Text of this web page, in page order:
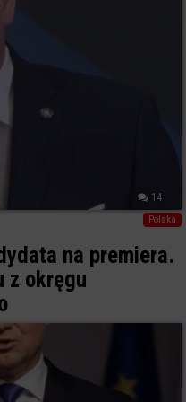
14
Polska
na premiera.
z okręgu